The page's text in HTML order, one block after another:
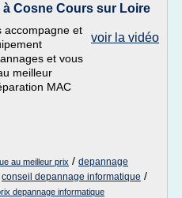
Cosne Cours sur Loire
voir la vidéo
accompagne et
et vous
meilleur
MAC
au meilleur prix / depannage
conseil depannage informatique /
depannage informatique